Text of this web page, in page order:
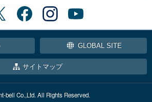
GLOBAL SITE
サイトマップ
bell Co.,Ltd. All Rights Reserved.